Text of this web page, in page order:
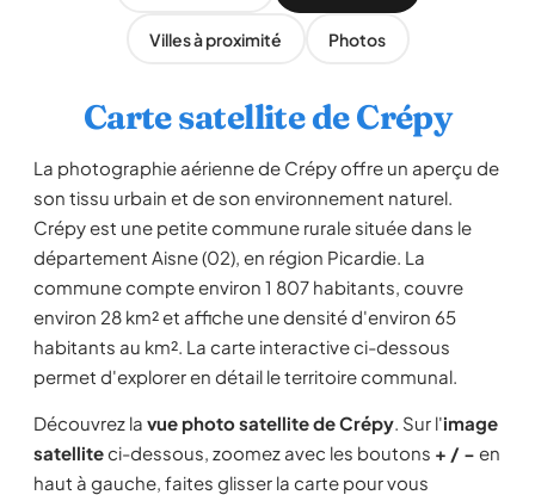
Villes à proximité Photos
Carte satellite de Crépy
La photographie aérienne de Crépy offre un aperçu de
son tissu urbain et de son environnement naturel.
Crépy est une petite commune rurale située dans le
département Aisne (02), en région Picardie. La
commune compte environ 1 807 habitants, couvre
environ 28 km² et affiche une densité d'environ 65
habitants au km². La carte interactive ci-dessous
permet d'explorer en détail le territoire communal.
Découvrez la vue photo satellite de Crépy. Sur l'image
satelliteci-dessous, zoomez avec les boutons + / − en
haut à gauche, faites glisser la carte pour vous